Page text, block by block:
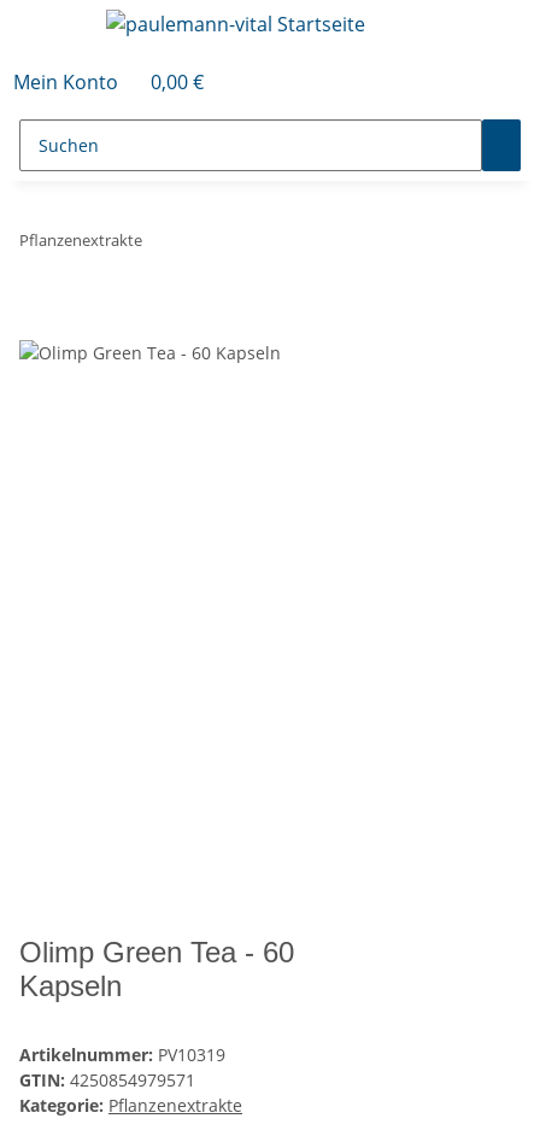
Mein Konto 0,00 €
Pflanzenextrakte
Olimp Green Tea - 60
Kapseln
Artikelnummer: PV10319
GTIN: 4250854979571
Kategorie: Pflanzenextrakte